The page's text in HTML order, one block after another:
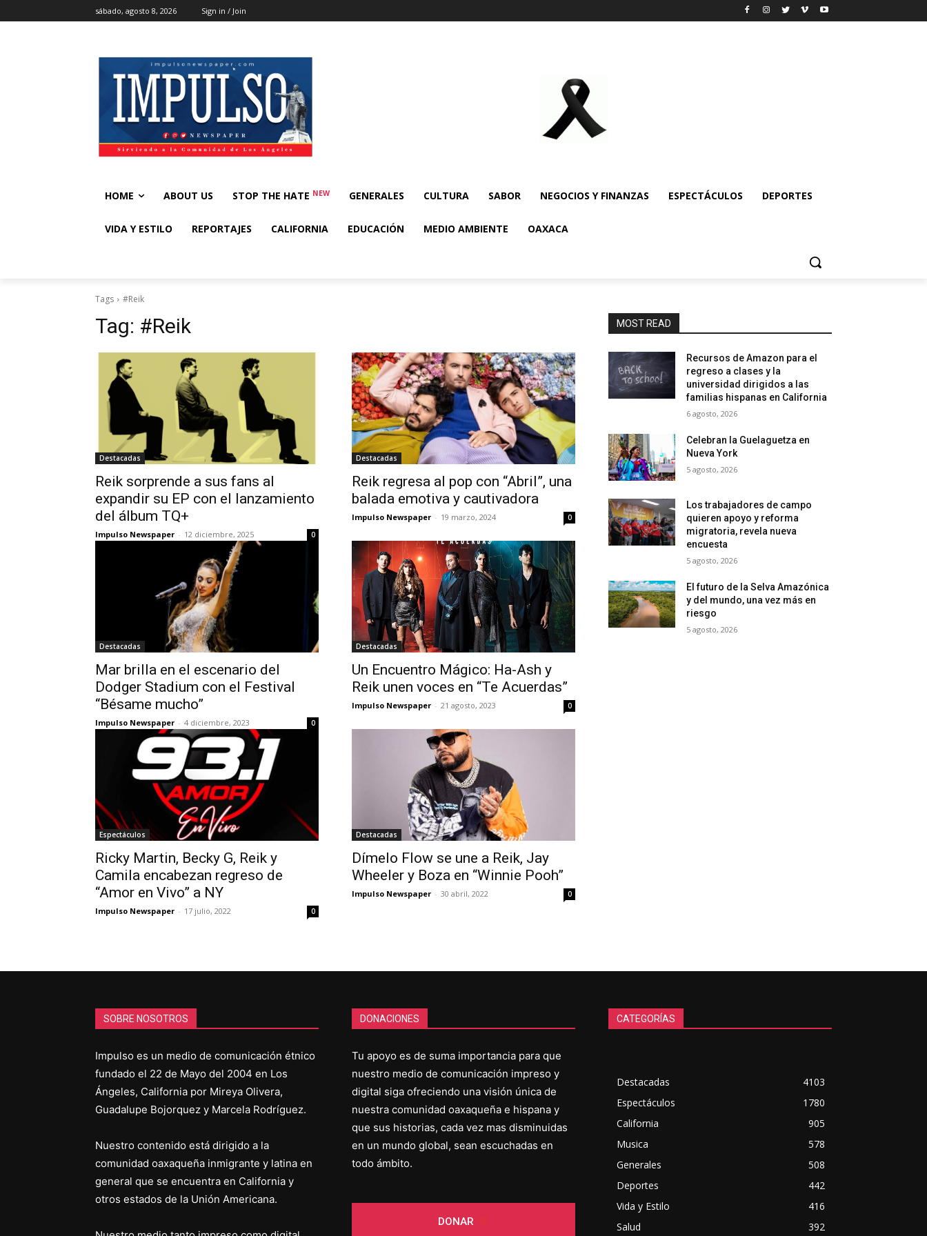
sábado, agosto 8, 2026 Sign in / Join
HOME ABOUT US STOP THE HATE NEW GENERALES CULTURA SABOR NEGOCIOS Y FINANZAS ESPECTÁCULOS DEPORTES
VIDA Y ESTILO REPORTAJES CALIFORNIA EDUCACIÓN MEDIO AMBIENTE OAXACA
Tags #Reik
Tag: #Reik
Destacadas
Reik sorprende a sus fans al
expandir su EP con el lanzamiento
del álbum TQ+
Impulso Newspaper - 12 diciembre, 2025 0
Destacadas
Reik regresa al pop con “Abril”, una
balada emotiva y cautivadora
Impulso Newspaper - 19 marzo, 2024 0
Destacadas
Mar brilla en el escenario del
Dodger Stadium con el Festival
“Bésame mucho”
Impulso Newspaper - 4 diciembre, 2023 0
Destacadas
Un Encuentro Mágico: Ha-Ash y
Reik unen voces en “Te Acuerdas”
Impulso Newspaper - 21 agosto, 2023 0
Espectáculos
Ricky Martin, Becky G, Reik y
Camila encabezan regreso de
“Amor en Vivo” a NY
Impulso Newspaper - 17 julio, 2022 0
Destacadas
Dímelo Flow se une a Reik, Jay
Wheeler y Boza en “Winnie Pooh”
Impulso Newspaper - 30 abril, 2022 0
MOST READ
Recursos de Amazon para el
regreso a clases y la
universidad dirigidos a las
familias hispanas en California
6 agosto, 2026
Celebran la Guelaguetza en
Nueva York
5 agosto, 2026
Los trabajadores de campo
quieren apoyo y reforma
migratoria, revela nueva
encuesta
5 agosto, 2026
El futuro de la Selva Amazónica
y del mundo, una vez más en
riesgo
5 agosto, 2026
SOBRE NOSOTROS
Impulso es un medio de comunicación étnico
fundado el 22 de Mayo del 2004 en Los
Ángeles, California por Mireya Olivera,
Guadalupe Bojorquez y Marcela Rodríguez.
Nuestro contenido está dirigido a la
comunidad oaxaqueña inmigrante y latina en
general que se encuentra en California y
otros estados de la Unión Americana.
DONACIONES
Tu apoyo es de suma importancia para que
nuestro medio de comunicación impreso y
digital siga ofreciendo una visión única de
nuestra comunidad oaxaqueña e hispana y
que sus historias, cada vez mas disminuidas
en un mundo global, sean escuchadas en
todo ámbito.
DONAR
CATEGORÍAS
Destacadas
4103
Espectáculos
1780
California
905
Musica
578
Generales
508
Deportes
442
Vida y Estilo
416
Salud
392